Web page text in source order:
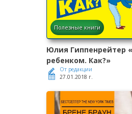
Полезные книги
Юлия Гиппенрейтер
ребенком. Как?»
От редакции
27.01.2018 г.